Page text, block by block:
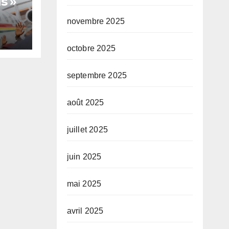
novembre 2025
octobre 2025
septembre 2025
août 2025
juillet 2025
juin 2025
mai 2025
avril 2025